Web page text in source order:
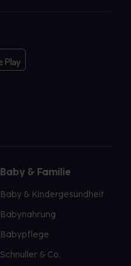
Baby & Familie
Baby & Kindergesundheit
Babynahrung
Babypflege
Schnuller & Co.